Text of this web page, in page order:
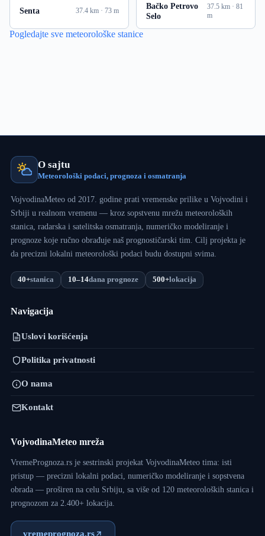
Senta 37.4 km · 73 m
Bačko Petrovo
Selo
37.5 km · 81
m
Pogledajte sve meteorološke stanice
O sajtu
Meteorološki podaci, prognoza i osmatranja
VojvodinaMeteo od 2017. godine prati vremenske prilike u Vojvodini i
Srbiji u realnom vremenu — kroz sopstvenu mrežu meteoroloških
stanica, radarska i satelitska osmatranja, numeričko modeliranje i
prognoze koje ručno obrađuje naš prognostičarski tim. Cilj projekta je
da precizni lokalni meteorološki podaci budu dostupni svima.
40+stanica 10–14dana prognoze 500+lokacija
Navigacija
Uslovi korišćenja
Politika privatnosti
O nama
Kontakt
VojvodinaMeteo mreža
VremePrognoza.rs je sestrinski projekat VojvodinaMeteo tima: isti
pristup — precizni lokalni podaci, numeričko modeliranje i sopstvena
obrada — proširen na celu Srbiju, sa više od 120 meteoroloških stanica i
prognozom za 2.400+ lokacija.
vremeprognoza.rs